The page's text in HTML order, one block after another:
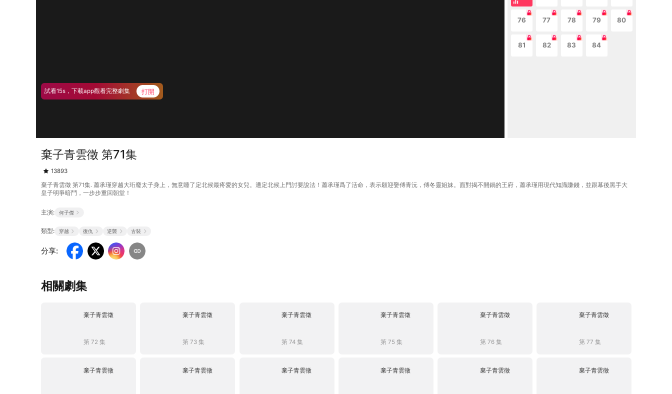
試看15s，下載app觀看完整劇集 打開
76 77 78 79 80
81 82 83 84
棄子青雲徵 第71集
13893
棄子青雲徵 第71集. 蕭承瑾穿越大珩廢太子身上，無意睡了定北候最疼愛的女兒。遭定北候上門討要說法！蕭承瑾爲了活命，表示願迎娶傅青沅，傅冬靈姐妹。面對揭不開鍋的王府，蕭承瑾用現代知識賺錢，並跟幕後黑手大
皇子明爭暗鬥，一步步重回朝堂！
主演: 何子傑
類型: 穿越 復仇 逆襲 古裝
分享:
相關劇集
棄子青雲徵
第 72 集
棄子青雲徵
第 73 集
棄子青雲徵
第 74 集
棄子青雲徵
第 75 集
棄子青雲徵
第 76 集
棄子青雲徵
第 77 集
棄子青雲徵 棄子青雲徵 棄子青雲徵 棄子青雲徵 棄子青雲徵 棄子青雲徵